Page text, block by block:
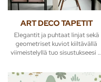
ART DECO TAPETIT
Elegantit ja puhtaat linjat sekä
geometriset kuviot kiiltävällä
viimeistelyllä tuo sisustukseesi ...